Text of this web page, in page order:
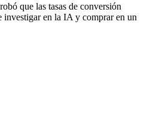
que las tasas de conversión
investigar en la IA y comprar en un